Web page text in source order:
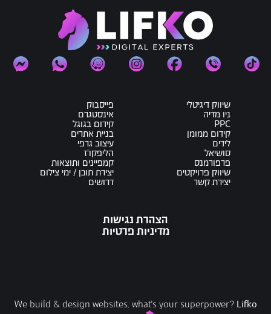
שיווק דיגיטלי
ניו מדיה
PPC
קידום ממומן
לידים
סושיאל
פרפורמנס
שיווק פרויקטים
יצירת קשר
פייסבוק
אינסטגרם
קידום בגוגל
בניית אתרים
עיצוב גרפי
הליפקו'ז
קמפיינים ותוצאות
יצירת תוכן / ימי צילום
דרושים
הצהרת נגישות
מדיניות פרטיות
We build & design websites. what's your superpower? Lifko